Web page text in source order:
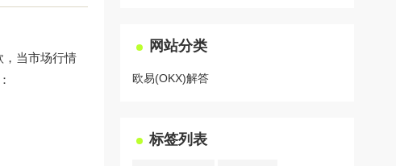
，当市场行情
网站分类
欧易(OKX)解答
标签列表